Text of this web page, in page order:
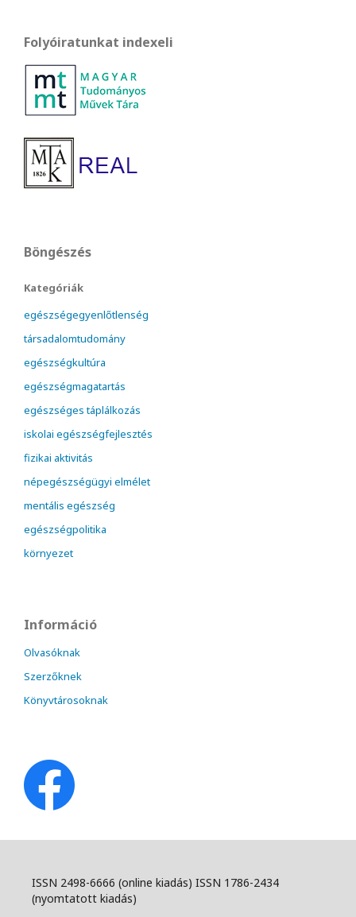
Folyóiratunkat indexeli
Böngészés
Kategóriák
egészségegyenlőtlenség
társadalomtudomány
egészségkultúra
egészségmagatartás
egészséges táplálkozás
iskolai egészségfejlesztés
fizikai aktivitás
népegészségügyi elmélet
mentális egészség
egészségpolitika
környezet
Információ
Olvasóknak
Szerzőknek
Könyvtárosoknak
ISSN 2498-6666 (online kiadás) ISSN 1786-2434
(nyomtatott kiadás)